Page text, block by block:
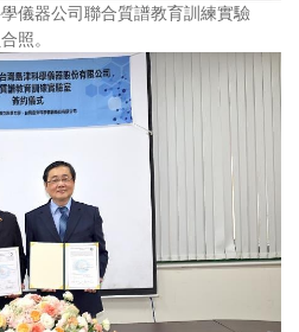
儀器公司聯合質譜教育訓練實驗
照。